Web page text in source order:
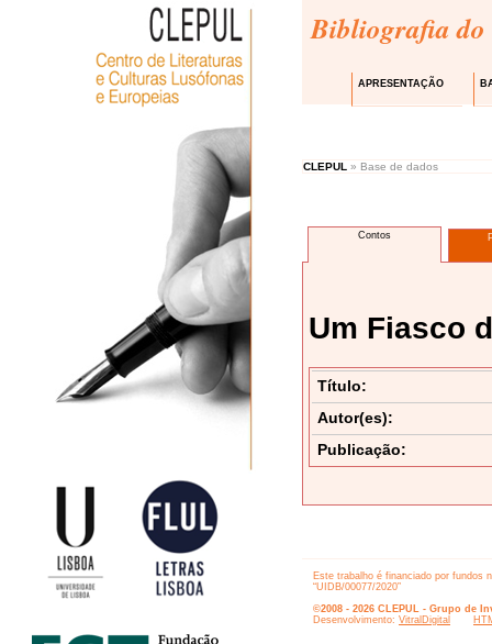
Bibliografia do
APRESENTAÇÃO
CLEPUL » Base de dados
Contos
Um Fiasco
Título:
Autor(es):
Publicação:
Este trabalho é financiado por fundos
“UIDB/00077/2020”
©2008 - 2026 CLEPUL - Grupo de
Desenvolvimento: VitralDigital